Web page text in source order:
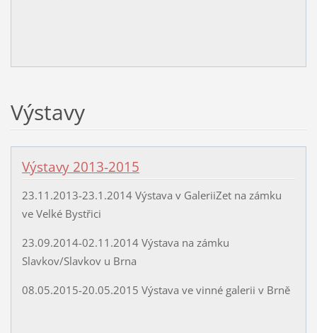
Výstavy
Výstavy 2013-2015
23.11.2013-23.1.2014 Výstava v GaleriiZet na zámku
ve Velké Bystřici
23.09.2014-02.11.2014 Výstava na zámku
Slavkov/Slavkov u Brna
08.05.2015-20.05.2015 Výstava ve vinné galerii v Brně